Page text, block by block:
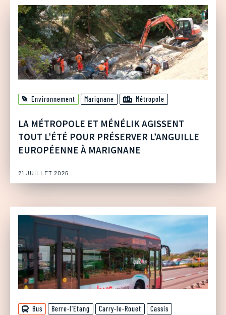
Environnement Marignane Métropole
LA MÉTROPOLE ET MÉNÉLIK AGISSENT
TOUT L’ÉTÉ POUR PRÉSERVER L’ANGUILLE
EUROPÉENNE À MARIGNANE
21 JUILLET 2026
Bus Berre-l'Etang Carry-le-Rouet Cassis